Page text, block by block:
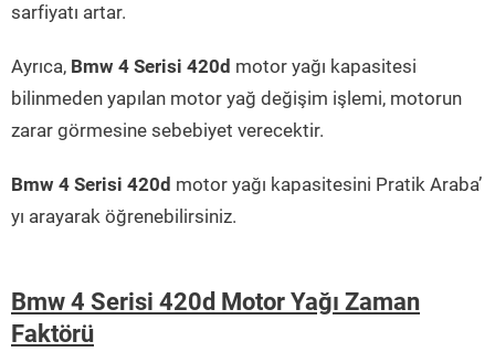
sarfiyatı artar.
Ayrıca, Bmw 4 Serisi 420d motor yağı kapasitesi
bilinmeden yapılan motor yağ değişim işlemi, motorun
zarar görmesine sebebiyet verecektir.
Bmw 4 Serisi 420d motor yağı kapasitesini Pratik Araba’
yı arayarak öğrenebilirsiniz.
Bmw 4 Serisi 420d Motor Yağı Zaman
Faktörü